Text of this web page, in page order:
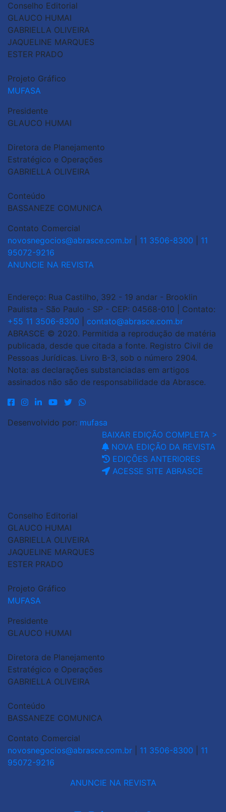
Conselho Editorial
GLAUCO HUMAI
GABRIELLA OLIVEIRA
JAQUELINE MARQUES
ESTER PRADO
Projeto Gráfico
MUFASA
Presidente
GLAUCO HUMAI
Diretora de Planejamento
Estratégico e Operações
GABRIELLA OLIVEIRA
Conteúdo
BASSANEZE COMUNICA
Contato Comercial
novosnegocios@abrasce.com.br
11 3506-8300
11
95072-9216
ANUNCIE NA REVISTA
Endereço: Rua Castilho, 392 - 19 andar - Brooklin
Paulista - São Paulo - SP - CEP: 04568-010 | Contato:
+55 11 3506-8300
contato@abrasce.com.br
ABRASCE © 2020. Permitida a reprodução de matéria
publicada, desde que citada a fonte. Registro Civil de
Pessoas Jurídicas. Livro B-3, sob o número 2904.
Nota: as declarações substanciadas em artigos
assinados não são de responsabilidade da Abrasce.
Desenvolvido por: mufasa
BAIXAR EDIÇÃO COMPLETA >
NOVA EDIÇÃO DA REVISTA
EDIÇÕES ANTERIORES
ACESSE SITE ABRASCE
Conselho Editorial
GLAUCO HUMAI
GABRIELLA OLIVEIRA
JAQUELINE MARQUES
ESTER PRADO
Projeto Gráfico
MUFASA
Presidente
GLAUCO HUMAI
Diretora de Planejamento
Estratégico e Operações
GABRIELLA OLIVEIRA
Conteúdo
BASSANEZE COMUNICA
Contato Comercial
novosnegocios@abrasce.com.br
11 3506-8300
11
95072-9216
ANUNCIE NA REVISTA